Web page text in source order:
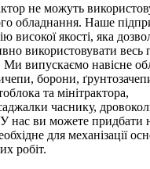
не можуть
обладнання. Наше
високої якості, яка
використовувати весь
Ми випускаємо навісне
борони,
та мінітрактора,
часнику,
нас ви можете придбати
для механізації
робіт.